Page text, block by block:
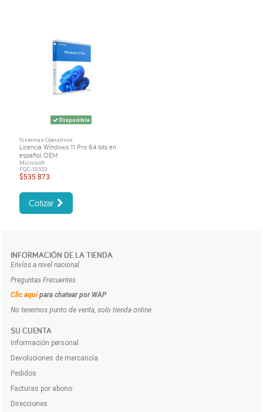
Disponible
Sistemas Operativos
Licencia Windows 11 Pro 64 bits en
español OEM
Microsoft
FQC-10553
$535.873
Cotizar
INFORMACIÓN DE LA TIENDA
Envíos a nivel nacional.
Preguntas Frecuentes
Clic aquí para chatear por WAP
No tenemos punto de venta, solo tienda online.
SU CUENTA
Información personal
Devoluciones de mercancía
Pedidos
Facturas por abono
Direcciones